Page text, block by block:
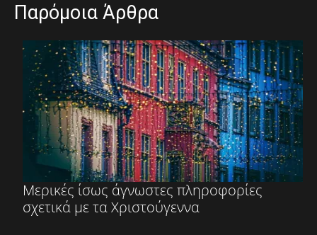
Παρόμοια Άρθρα
Μερικές ίσως άγνωστες πληροφορίες
σχετικά με τα Χριστούγεννα